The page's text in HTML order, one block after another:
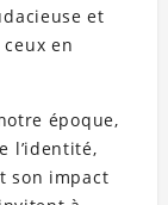
et
en
époque,
l’identité,
son impact